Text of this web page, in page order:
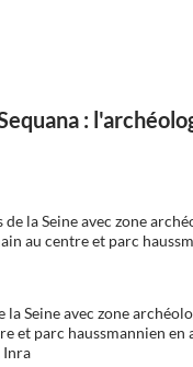
:
la Seine avec zone
et parc haussmannien
Inra